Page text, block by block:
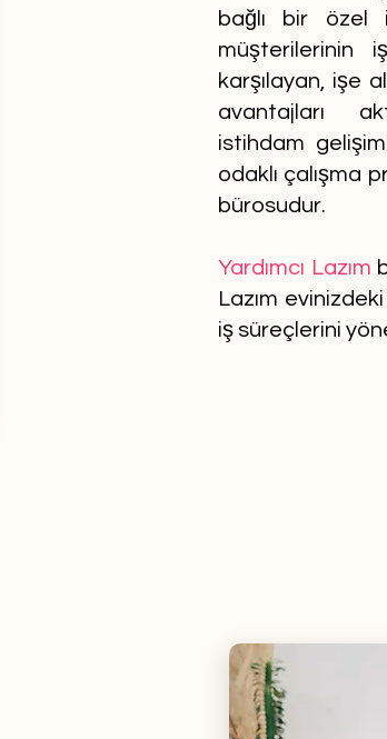
bağlı bir özel
müşterilerinin
karşılayan, işe
avantajları
istihdam
odaklı çalışma
bürosudur.
Yardımcı Lazım
Lazım evinizdeki
iş süreçlerini